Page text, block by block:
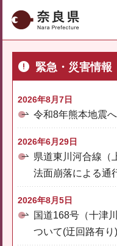
奈良県
緊急・災害情報
2026年8月7日
令和8年熊本地震
2026年6月29日
県道東川河合線（
法面崩落による通
2026年8月5日
国道168号（十津
ついて(迂回路有り)